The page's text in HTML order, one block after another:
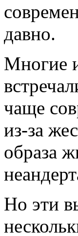
давно.
Многие
чаще
из-за
образа
Но эти